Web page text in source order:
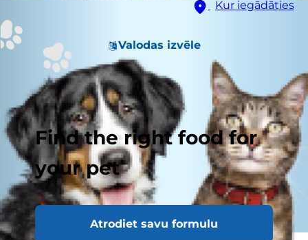
Kur iegādāties
Valodas izvēle
Find the right food for
your pet
Atrodiet savu formulu